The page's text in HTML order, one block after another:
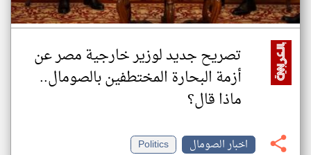
تصريح جديد لوزير خارجية مصر عن
أزمة البحارة المختطفين بالصومال..
ماذا قال؟
اخبار الصومال
Politics